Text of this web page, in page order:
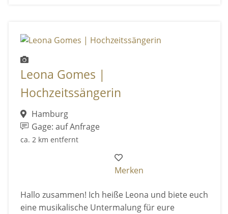
Leona Gomes |
Hochzeitssängerin
Hamburg
Gage: auf Anfrage
ca. 2 km entfernt
Merken
Hallo zusammen! Ich heiße Leona und biete euch
eine musikalische Untermalung für eure